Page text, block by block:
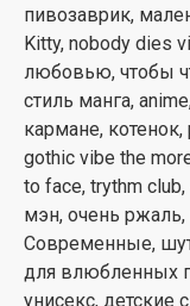
пивозаврик,
Kitty, nobody dies
любовью, чтобы
стиль манга,
кармане,
gothic vibe the
to face, trythm
мэн, очень ржаль,
Современные,
для влюбленных
унисекс, детские